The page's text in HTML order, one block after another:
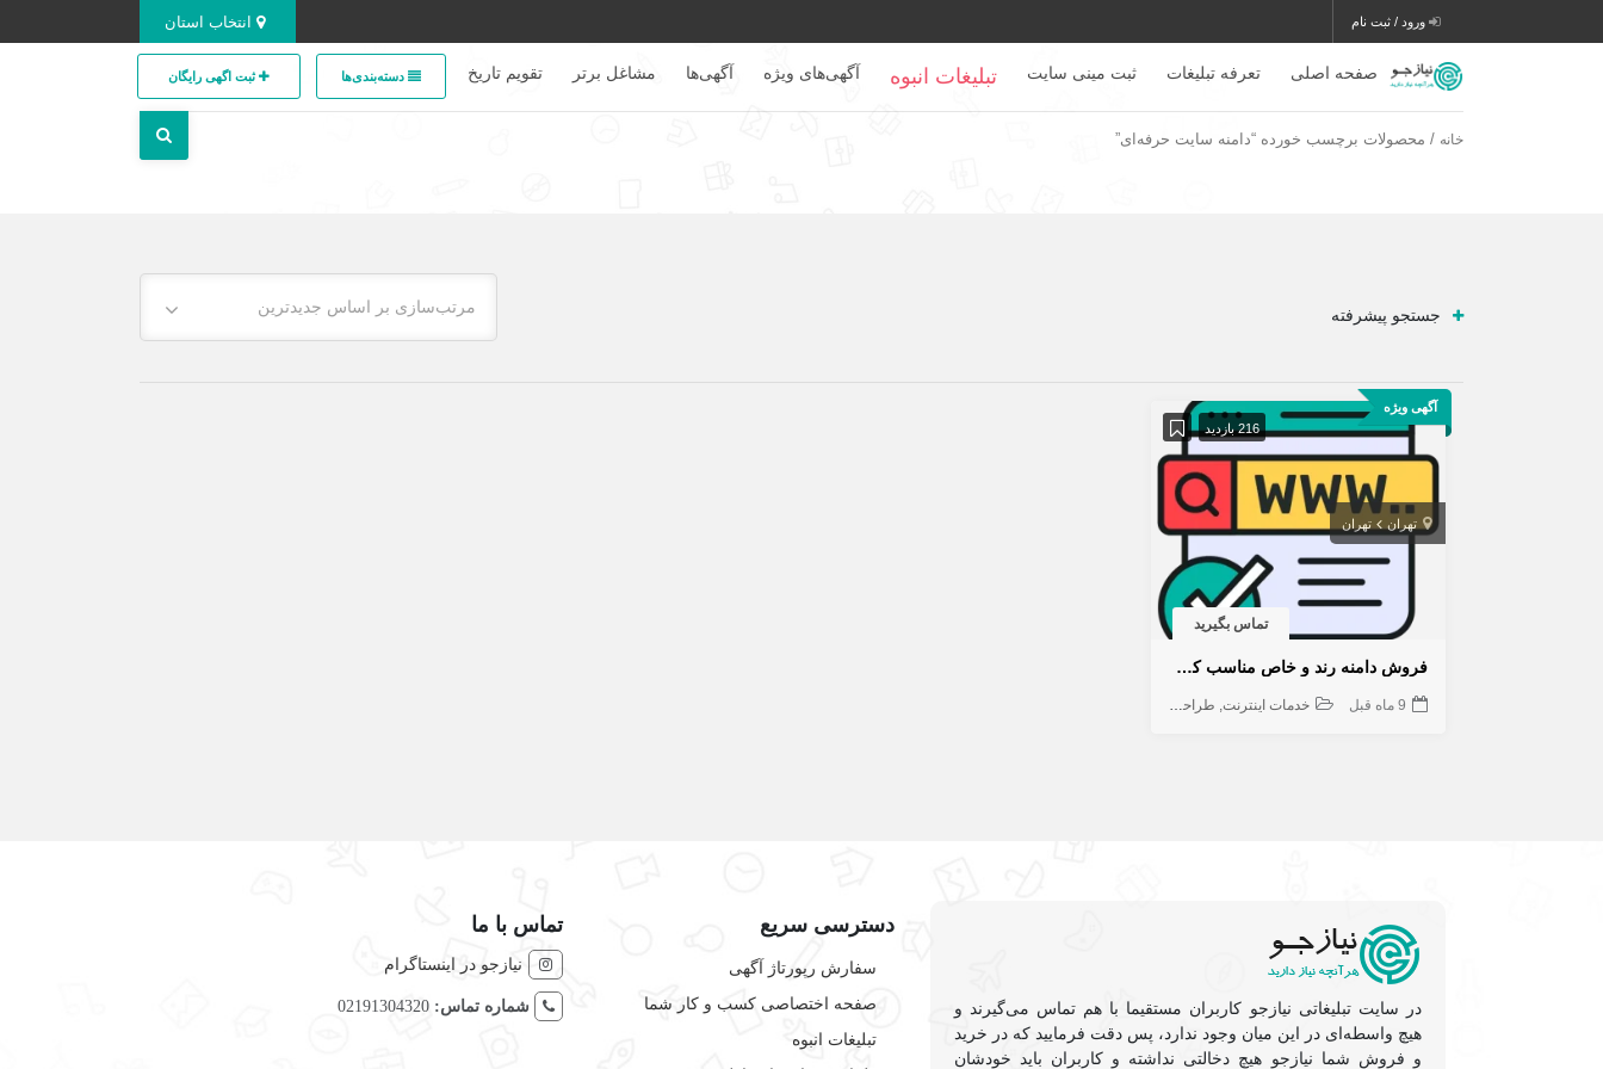
ورود / ثبت نام
صفحه اصلی تعرفه تبلیغات ثبت مینی سایت تبلیغات انبوه آگهی‌های ویژه آگهی‌ها مشاغل برتر تقویم تاریخ دسته‌بندی‌ها ثبت اگهی رایگان
خانه / محصولات برچسب خورده “دامنه سایت حرفه‌ای”
مرتب‌سازی بر اساس جدیدترین جستجو پیشرفته
آگهی ویژه
216 بازدید
تهران تهران
تماس بگیرید
فروش دامنه رند و خاص مناسب کسب و کار و برندینگ
9 ماه قبل خدمات اینترنت طراحی سایت
در سایت تبلیغاتی نیازجو کاربران مستقیما با هم تماس می‌گیرند و
هیچ واسطه‌ای در این میان وجود ندارد، پس دقت فرمایید که در خرید
و فروشِ شما نیازجو هیچ دخالتی نداشته و کاربران باید خودشان
دسترسی سریع
سفارش رپورتاژ آگهی
صفحه اختصاصی کسب و کار شما
تبلیغات انبوه
تماس با ما
نیازجو در اینستاگرام
شماره تماس: 02191304320